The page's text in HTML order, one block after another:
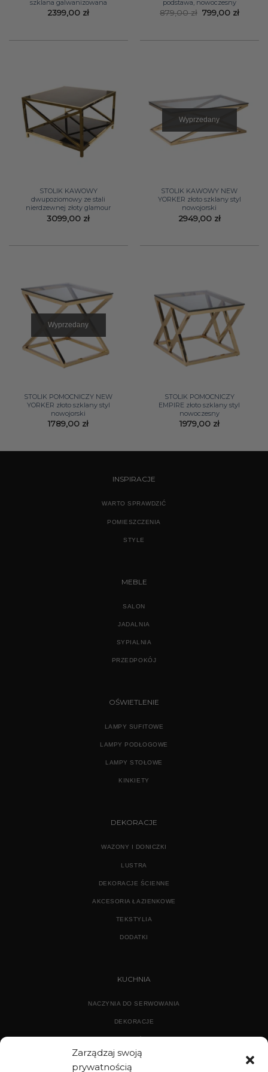
Zarządzaj swoją
prywatnością
szklana galwanizowana
2399,00 zł
podstawa, nowoczesny
879,00zł Pierwotna
cena
799,00 zł
STOLIK KAWOWY
dwupoziomowy ze stali
nierdzewnej złoty glamour
3099,00 zł
Wyprzedany
STOLIK KAWOWY NEW
YORKER złoto szklany styl
nowojorski
2949,00 zł
Wyprzedany
STOLIK POMOCNICZY NEW
YORKER złoto szklany styl
nowojorski
1789,00 zł
STOLIK POMOCNICZY
EMPIRE złoto szklany styl
nowoczesny
1979,00 zł
INSPIRACJE
WARTO SPRAWDZIĆ
POMIESZCZENIA
STYLE
MEBLE
SALON
JADALNIA
SYPIALNIA
PRZEDPOKÓJ
OŚWIETLENIE
LAMPY SUFITOWE
LAMPY PODŁOGOWE
LAMPY STOŁOWE
KINKIETY
DEKORACJE
WAZONY I DONICZKI
LUSTRA
DEKORACJE ŚCIENNE
AKCESORIA ŁAZIENKOWE
TEKSTYLIA
DODATKI
KUCHNIA
NACZYNIA DO SERWOWANIA
DEKORACJE